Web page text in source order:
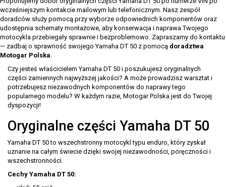
wcześniejszym kontakcie mailowym lub telefonicznym. Nasz zespół
doradców służy pomocą przy wyborze odpowiednich komponentów oraz
udostępnia schematy montażowe, aby konserwacja i naprawa Twojego
motocykla przebiegały sprawnie i bezproblemowo. Zapraszamy do kontaktu
— zadbaj o sprawność swojego Yamaha DT 50 z pomocą doradztwa
Motogar Polska.
Czy jesteś właścicielem Yamaha DT 50 i poszukujesz oryginalnych
części zamiennych najwyższej jakości? A może prowadzisz warsztat i
potrzebujesz niezawodnych komponentów do naprawy tego
popularnego modelu? W każdym razie, Motogar Polska jest do Twojej
dyspozycji!
Oryginalne części Yamaha DT 50
Yamaha DT 50 to wszechstronny motocykl typu enduro, który zyskał
uznanie na całym świecie dzięki swojej niezawodności, poręczności i
wszechstronności.
Cechy Yamaha DT 50: